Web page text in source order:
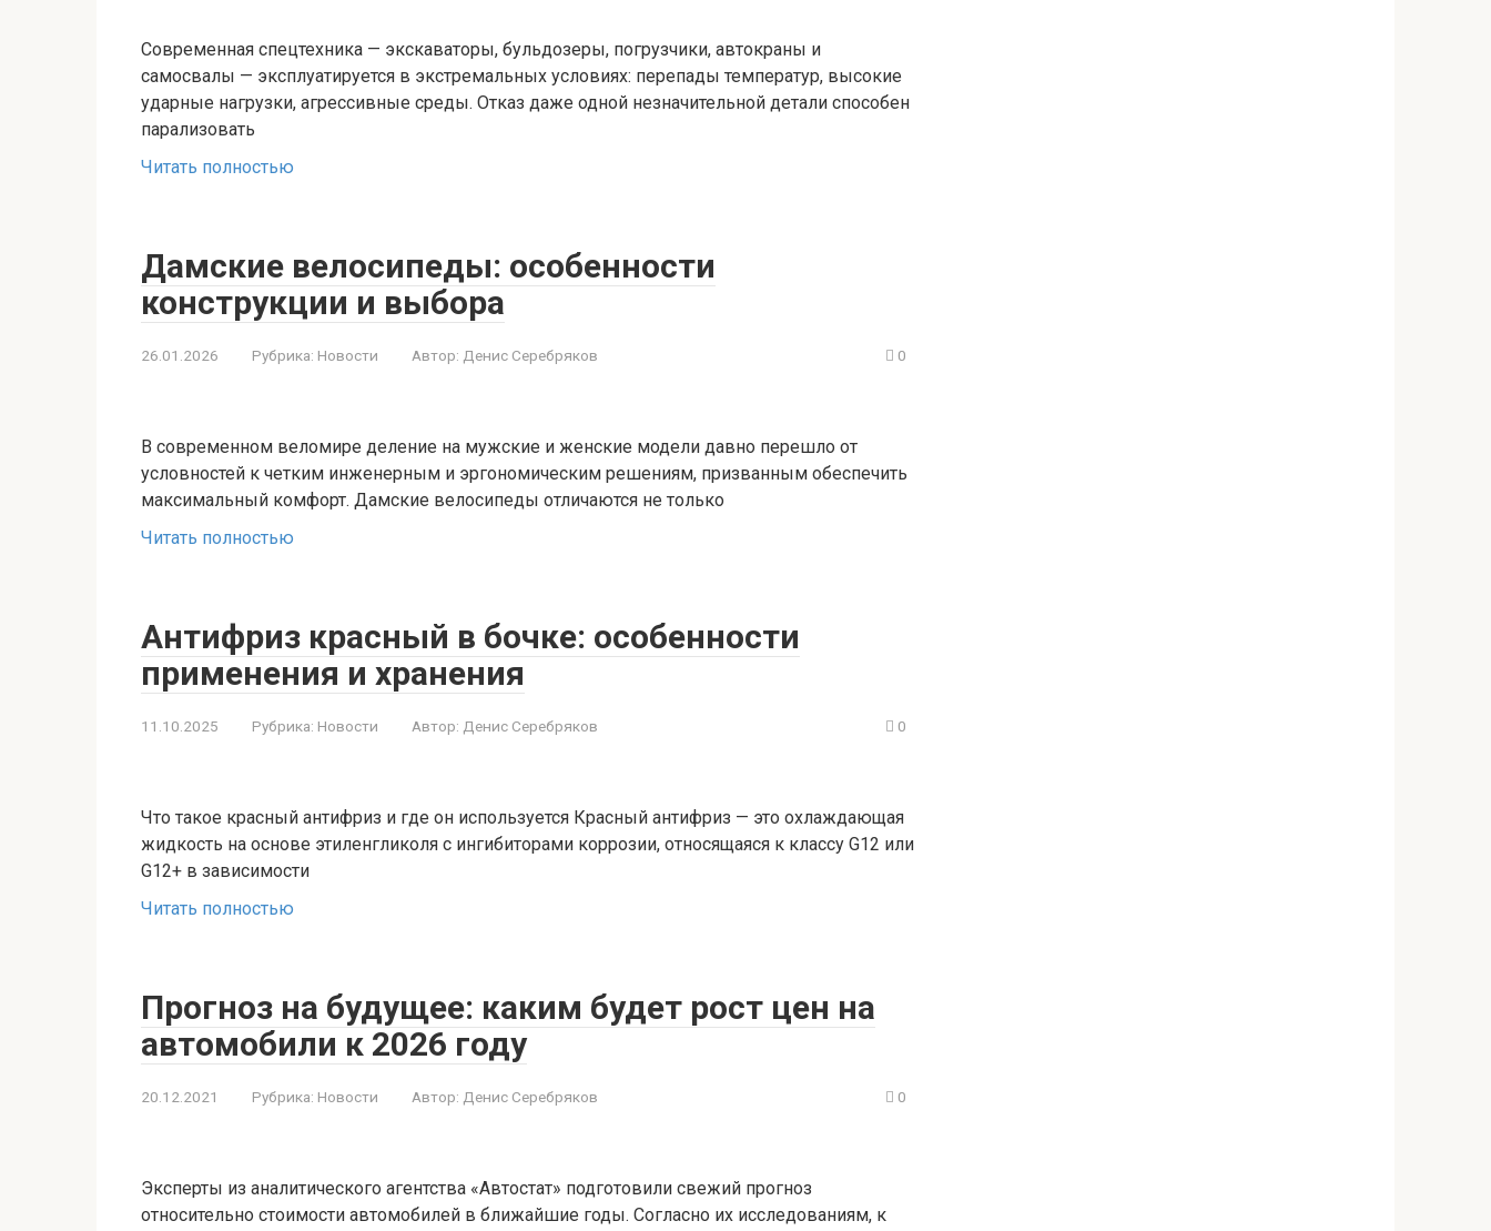
Современная спецтехника — экскаваторы, бульдозеры, погрузчики, автокраны и
самосвалы — эксплуатируется в экстремальных условиях: перепады температур, высокие
ударные нагрузки, агрессивные среды. Отказ даже одной незначительной детали способен
парализовать
Читать полностью
Дамские велосипеды: особенности
конструкции и выбора
26.01.2026 Рубрика: Новости Автор: Денис Серебряков 0
В современном веломире деление на мужские и женские модели давно перешло от
условностей к четким инженерным и эргономическим решениям, призванным обеспечить
максимальный комфорт. Дамские велосипеды отличаются не только
Читать полностью
Антифриз красный в бочке: особенности
применения и хранения
11.10.2025 Рубрика: Новости Автор: Денис Серебряков 0
Что такое красный антифриз и где он используется Красный антифриз — это охлаждающая
жидкость на основе этиленгликоля с ингибиторами коррозии, относящаяся к классу G12 или
G12+ в зависимости
Читать полностью
Прогноз на будущее: каким будет рост цен на
автомобили к 2026 году
20.12.2021 Рубрика: Новости Автор: Денис Серебряков 0
Эксперты из аналитического агентства «Автостат» подготовили свежий прогноз
относительно стоимости автомобилей в ближайшие годы. Согласно их исследованиям, к